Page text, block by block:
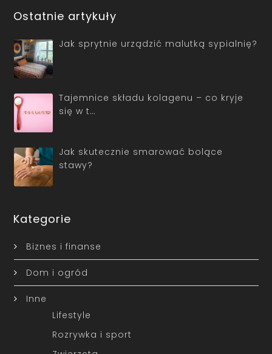
Ostatnie artykuły
Jak sprytnie urządzić malutką sypialnię?
Tajemnice składu kolagenu – co kryje
się w t…
Jak skutecznie smarować bolące
stawy?
Kategorie
Biznes i finanse
Dom i ogród
Inne
Lifestyle
Rozrywka i sport